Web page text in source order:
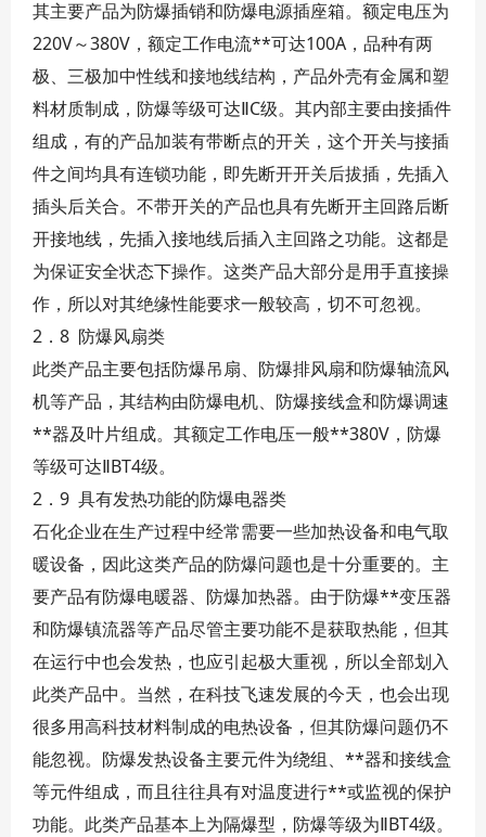
其主要产品为防爆插销和防爆电源插座箱。额定电压为
220V～380V，额定工作电流**可达100A，品种有两
极、三极加中性线和接地线结构，产品外壳有金属和塑
料材质制成，防爆等级可达ⅡC级。其内部主要由接插件
组成，有的产品加装有带断点的开关，这个开关与接插
件之间均具有连锁功能，即先断开开关后拔插，先插入
插头后关合。不带开关的产品也具有先断开主回路后断
开接地线，先插入接地线后插入主回路之功能。这都是
为保证安全状态下操作。这类产品大部分是用手直接操
作，所以对其绝缘性能要求一般较高，切不可忽视。
2．8 防爆风扇类
此类产品主要包括防爆吊扇、防爆排风扇和防爆轴流风
机等产品，其结构由防爆电机、防爆接线盒和防爆调速
**器及叶片组成。其额定工作电压一般**380V，防爆
等级可达ⅡBT4级。
2．9 具有发热功能的防爆电器类
石化企业在生产过程中经常需要一些加热设备和电气取
暖设备，因此这类产品的防爆问题也是十分重要的。主
要产品有防爆电暖器、防爆加热器。由于防爆**变压器
和防爆镇流器等产品尽管主要功能不是获取热能，但其
在运行中也会发热，也应引起极大重视，所以全部划入
此类产品中。当然，在科技飞速发展的今天，也会出现
很多用高科技材料制成的电热设备，但其防爆问题仍不
能忽视。防爆发热设备主要元件为绕组、**器和接线盒
等元件组成，而且往往具有对温度进行**或监视的保护
功能。此类产品基本上为隔爆型，防爆等级为ⅡBT4级。